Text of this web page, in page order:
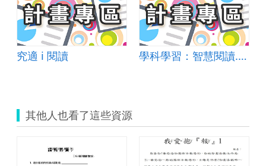
究適 i 閱讀 學科學習：智慧閱讀.北新愛渇力-北新國小智慧教育閱讀理解整合推動模式
其他人也看了這些資源